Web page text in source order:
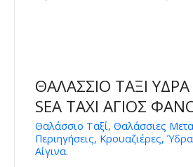
ΘΑΛΑΣΣΙΟ ΤΑΞΙ ΥΔΡΑ
SEA TAXI ΑΓΙΟΣ
Θαλάσσιο Ταξί, Θαλάσσιες
Περιηγήσεις, Κρουαζιέρες,
Αίγινα.